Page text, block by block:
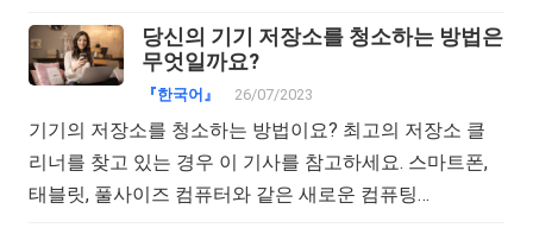
당신의 기기 저장소를 청소하는 방법은
무엇일까요?
『한국어』 26/07/2023
기기의 저장소를 청소하는 방법이요? 최고의 저장소 클
리너를 찾고 있는 경우 이 기사를 참고하세요. 스마트폰,
태블릿, 풀사이즈 컴퓨터와 같은 새로운 컴퓨팅…